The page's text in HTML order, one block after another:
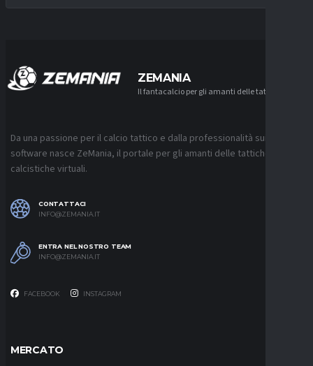
ZEMANIA
Il fantacalcio per gli amanti delle tattiche
Da una passione per il calcio tattico e dalla professionalità sui
software nasce ZeMania, il portale per gli amanti delle tattiche
calcistiche virtuali.
CONTATTACI
INFO@ZEMANIA.IT
ENTRA NEL NOSTRO TEAM
INFO@ZEMANIA.IT
FACEBOOK INSTAGRAM
MERCATO